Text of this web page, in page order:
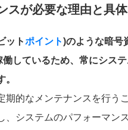
スが必要な理由と具
ットポイント)のような暗号
働しているため、常にシス
期的なメンテナンスを行う
、システムのパフォーマン